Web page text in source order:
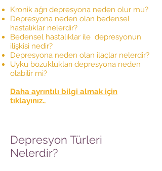
Kronik ağrı depresyona neden olur mu?
Depresyona neden olan bedensel
hastalıklar nelerdir?
Bedensel hastalıklar ile depresyonun
ilişkisi nedir?
Depresyona neden olan ilaçlar nelerdir?
Uyku bozuklukları depresyona neden
olabilir mi?
Daha ayrıntılı bilgi almak için
tıklayınız..
Depresyon Türleri
Nelerdir?